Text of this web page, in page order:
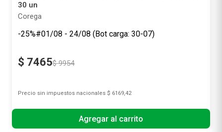
30 un
Corega
-25%#01/08 - 24/08 (Bot carga: 30-07)
$ 7465$ 9954
Precio sin impuestos nacionales $ 6169,42
Agregar al carrito